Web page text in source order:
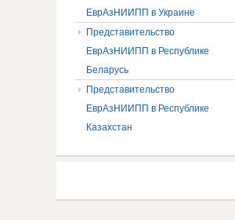
ЕврАзНИИПП в Украине
Представительство
ЕврАзНИИПП в Республике
Беларусь
Представительство
ЕврАзНИИПП в Республике
Казахстан